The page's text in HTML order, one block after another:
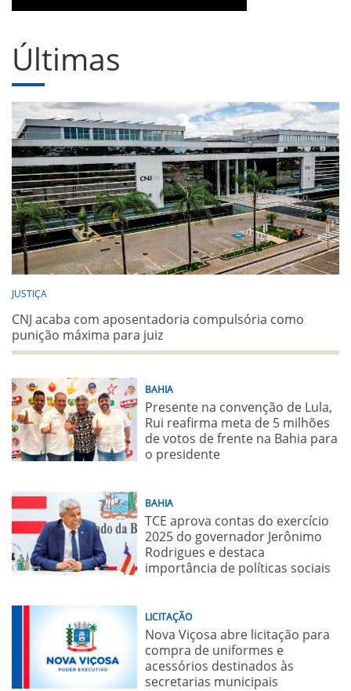
Últimas
JUSTIÇA
CNJ acaba com aposentadoria compulsória como
punição máxima para juiz
BAHIA
Presente na convenção de Lula,
Rui reafirma meta de 5 milhões
de votos de frente na Bahia para
o presidente
BAHIA
TCE aprova contas do exercício
2025 do governador Jerônimo
Rodrigues e destaca
importância de políticas sociais
LICITAÇÃO
Nova Viçosa abre licitação para
compra de uniformes e
acessórios destinados às
secretarias municipais